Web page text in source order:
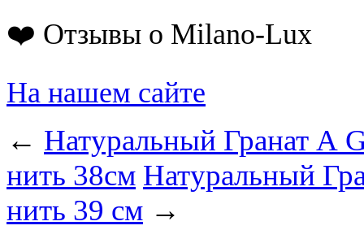
❤️ Отзывы о Milano-Lux
На нашем сайте
← Натуральный Гранат А
нить 38см Натуральный
нить 39 см →